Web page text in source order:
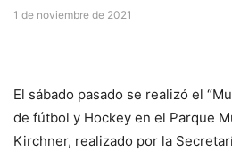
1 de noviembre de 2021
El sábado pasado se realizó el
de fútbol y Hockey en el Parque
Kirchner, realizado por la